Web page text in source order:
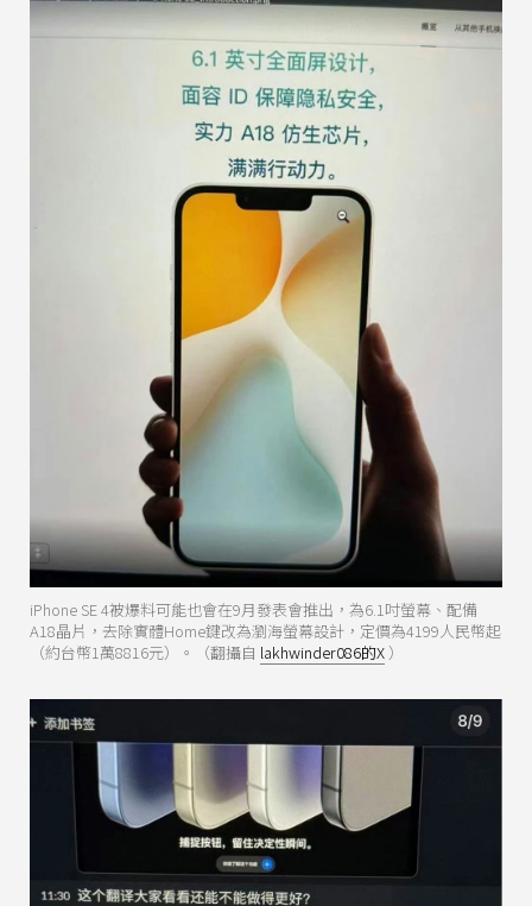
iPhone SE 4被爆料可能也會在9月發表會推出，為6.1吋螢幕、配備
A18晶片，去除實體Home鍵改為瀏海螢幕設計，定價為4199人民幣起
（約台幣1萬8816元）。（翻攝自 lakhwinder086的X ）